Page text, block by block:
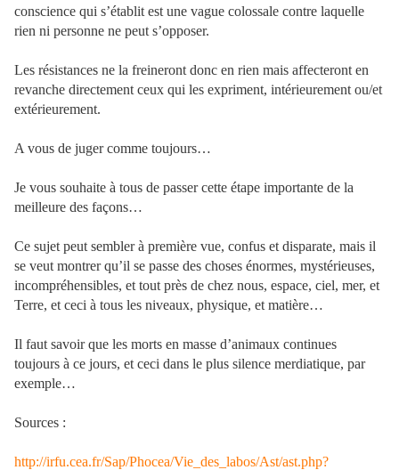
conscience qui s’établit est une vague colossale contre laquelle
rien ni personne ne peut s’opposer.
Les résistances ne la freineront donc en rien mais affecteront en
revanche directement ceux qui les expriment, intérieurement ou/et
extérieurement.
A vous de juger comme toujours…
Je vous souhaite à tous de passer cette étape importante de la
meilleure des façons…
Ce sujet peut sembler à première vue, confus et disparate, mais il
se veut montrer qu’il se passe des choses énormes, mystérieuses,
incompréhensibles, et tout près de chez nous, espace, ciel, mer, et
Terre, et ceci à tous les niveaux, physique, et matière…
Il faut savoir que les morts en masse d’animaux continues
toujours à ce jours, et ceci dans le plus silence merdiatique, par
exemple…
Sources :
http://irfu.cea.fr/Sap/Phocea/Vie_des_labos/Ast/ast.php?